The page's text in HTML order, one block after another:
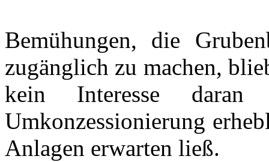
Bemühungen, die
zugänglich zu machen,
kein Interesse
Umkonzessionierung
Anlagen erwarten ließ.